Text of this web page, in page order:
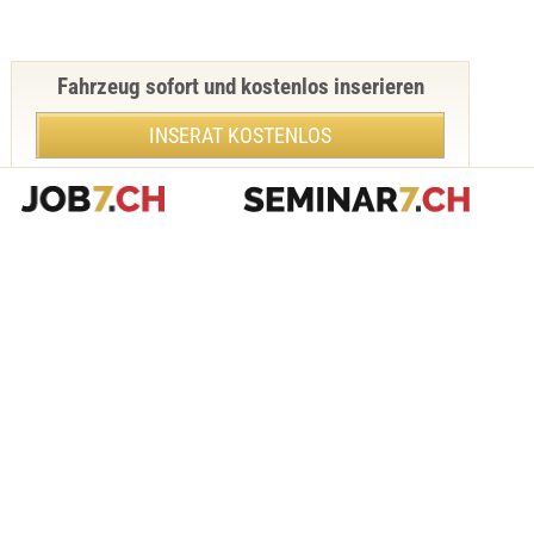
Fahrzeug sofort und kostenlos inserieren
INSERAT KOSTENLOS